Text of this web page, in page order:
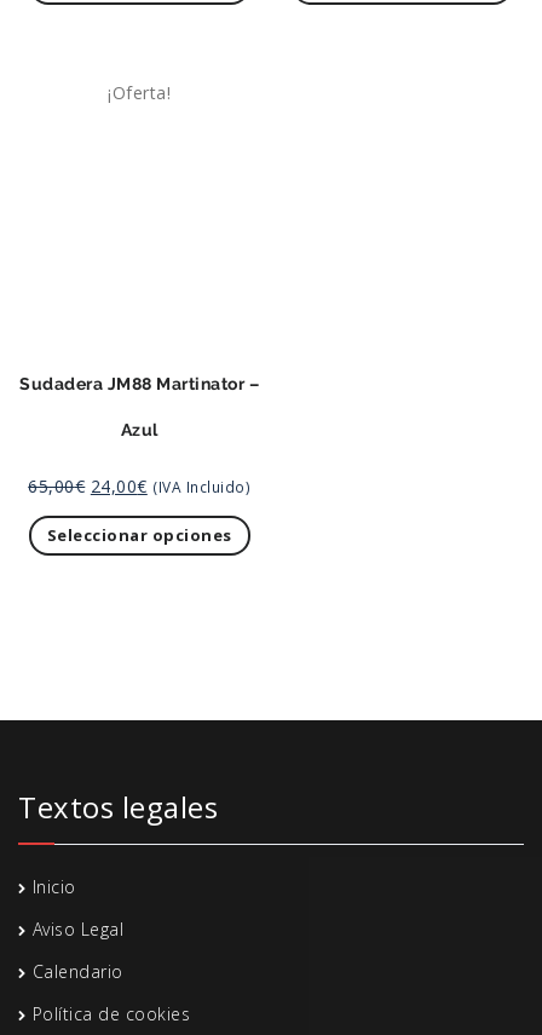
¡Oferta!
Sudadera JM88 Martinator –
Azul
65,00€ 24,00€ (IVA Incluido)
Seleccionar opciones
Textos legales
Inicio
Aviso Legal
Calendario
Política de cookies